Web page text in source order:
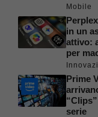
Mobile
in un
attivo:
per
Prime
serie